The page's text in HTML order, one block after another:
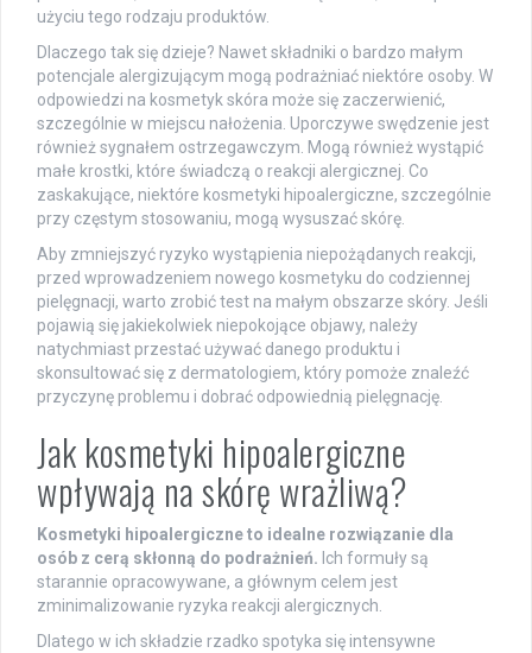
użyciu tego rodzaju produktów.
Dlaczego tak się dzieje? Nawet składniki o bardzo małym
potencjale alergizującym mogą podrażniać niektóre osoby. W
odpowiedzi na kosmetyk skóra może się zaczerwienić,
szczególnie w miejscu nałożenia. Uporczywe swędzenie jest
również sygnałem ostrzegawczym. Mogą również wystąpić
małe krostki, które świadczą o reakcji alergicznej. Co
zaskakujące, niektóre kosmetyki hipoalergiczne, szczególnie
przy częstym stosowaniu, mogą wysuszać skórę.
Aby zmniejszyć ryzyko wystąpienia niepożądanych reakcji,
przed wprowadzeniem nowego kosmetyku do codziennej
pielęgnacji, warto zrobić test na małym obszarze skóry. Jeśli
pojawią się jakiekolwiek niepokojące objawy, należy
natychmiast przestać używać danego produktu i
skonsultować się z dermatologiem, który pomoże znaleźć
przyczynę problemu i dobrać odpowiednią pielęgnację.
Jak kosmetyki hipoalergiczne
wpływają na skórę wrażliwą?
Kosmetyki hipoalergiczne to idealne rozwiązanie dla
osób z cerą skłonną do podrażnień. Ich formuły są
starannie opracowywane, a głównym celem jest
zminimalizowanie ryzyka reakcji alergicznych.
Dlatego w ich składzie rzadko spotyka się intensywne